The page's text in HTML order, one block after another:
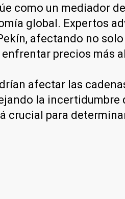
como un mediador
global. Expertos
afectando no
precios más
afectar las
la incertidumbre
crucial para